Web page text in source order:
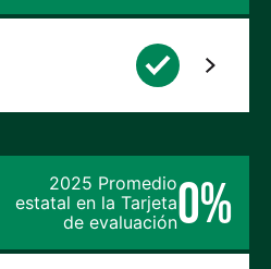
2025 Promedio
estatal en la Tarjeta
de evaluación0%